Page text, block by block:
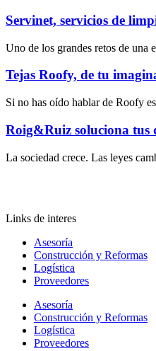
Servinet, servicios de
Uno de los grandes retos de una
Tejas Roofy, de tu
Si no has oído hablar de Roofy
Roig&Ruiz soluciona tus
La sociedad crece. Las leyes
Links de interes
Asesoría
Construcción y Reformas
Logística
Proveedores
Asesoría
Construcción y Reformas
Logística
Proveedores